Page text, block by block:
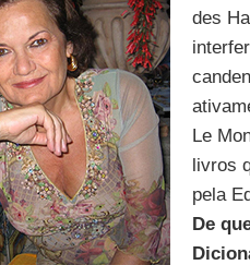
des
Le
livros
pela
De